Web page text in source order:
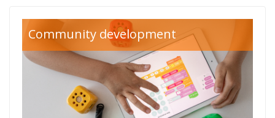
obrazovanje-
cover.png
Community development